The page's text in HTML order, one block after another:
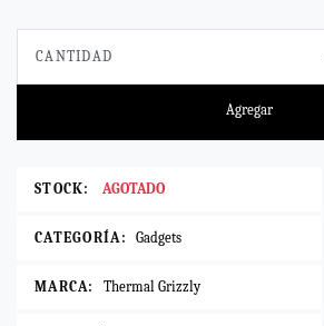
CANTIDAD
Agregar
STOCK: AGOTADO
CATEGORÍA: Gadgets
MARCA: Thermal Grizzly